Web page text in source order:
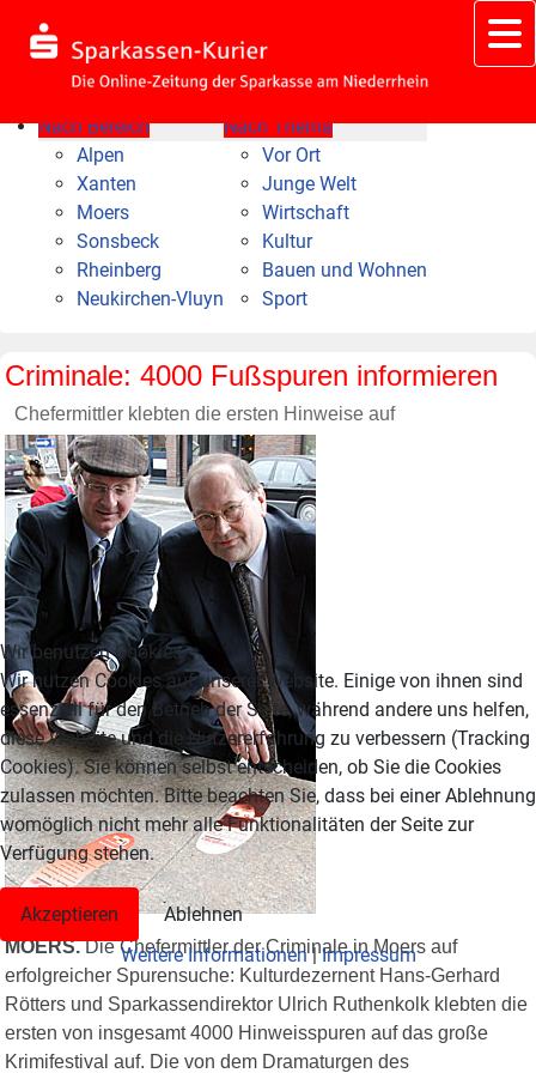
Nach Bereich
Alpen
Xanten
Moers
Sonsbeck
Rheinberg
Neukirchen-Vluyn
Nach Thema
Vor Ort
Junge Welt
Wirtschaft
Kultur
Bauen und Wohnen
Sport
Criminale: 4000 Fußspuren informieren
Chefermittler klebten die ersten Hinweise auf
MOERS.Die Chefermittler der Criminale in Moers auf
erfolgreicher Spurensuche: Kulturdezernent Hans-Gerhard
Rötters und Sparkassendirektor Ulrich Ruthenkolk klebten die
ersten von insgesamt 4000 Hinweisspuren auf das große
Krimifestival auf. Die von dem Dramaturgen des
Wir benutzen Cookies
Wir nutzen Cookies auf unserer Website. Einige von ihnen sind
essenziell für den Betrieb der Seite, während andere uns helfen,
diese Website und die Nutzererfahrung zu verbessern (Tracking
Cookies). Sie können selbst entscheiden, ob Sie die Cookies
zulassen möchten. Bitte beachten Sie, dass bei einer Ablehnung
womöglich nicht mehr alle Funktionalitäten der Seite zur
Verfügung stehen.
Akzeptieren
Ablehnen
Weitere Informationen|Impressum